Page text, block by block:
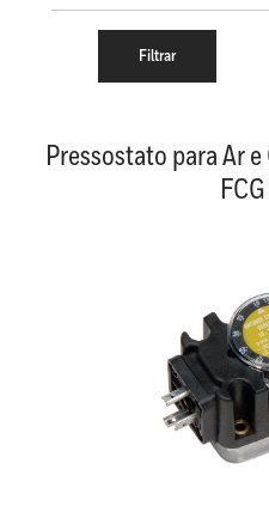
Pressostato para Ar